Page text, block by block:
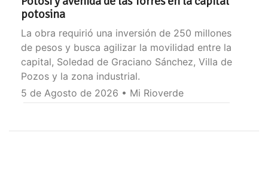
potosina
La obra requirió una inversión de 250 millones
de pesos y busca agilizar la movilidad entre la
capital, Soledad de Graciano Sánchez, Villa de
Pozos y la zona industrial.
5 de Agosto de 2026 • Mi Rioverde